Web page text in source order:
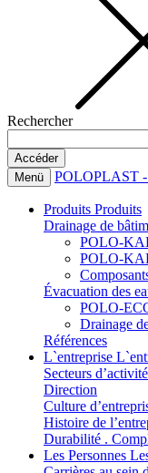
Rechercher
Menü POLOPLAST -
Produits Produits
Drainage de
POLO-
POLO-
Évacuation des
POLO-
Drainage
Références
L`entreprise
Secteurs
Direction
Culture
Histoire de
Durabilité .
Les Personnes